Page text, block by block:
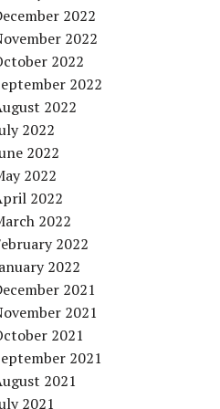
2022
2022
2022
2022
2022
2022
2022
2022
2022
2022
2022
2022
2021
2021
2021
2021
2021
2021